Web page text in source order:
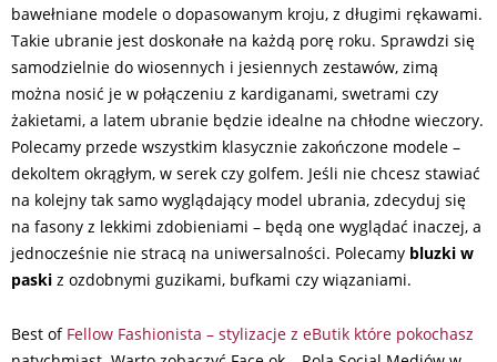
bawełniane modele o dopasowanym kroju, z długimi rękawami.
Takie ubranie jest doskonałe na każdą porę roku. Sprawdzi się
samodzielnie do wiosennych i jesiennych zestawów, zimą
można nosić je w połączeniu z kardiganami, swetrami czy
żakietami, a latem ubranie będzie idealne na chłodne wieczory.
Polecamy przede wszystkim klasycznie zakończone modele –
dekoltem okrągłym, w serek czy golfem. Jeśli nie chcesz stawiać
na kolejny tak samo wyglądający model ubrania, zdecyduj się
na fasony z lekkimi zdobieniami – będą one wyglądać inaczej, a
jednocześnie nie stracą na uniwersalności. Polecamy bluzki w
paski z ozdobnymi guzikami, bufkami czy wiązaniami.
Best of Fellow Fashionista – stylizacje z eButik które pokochasz